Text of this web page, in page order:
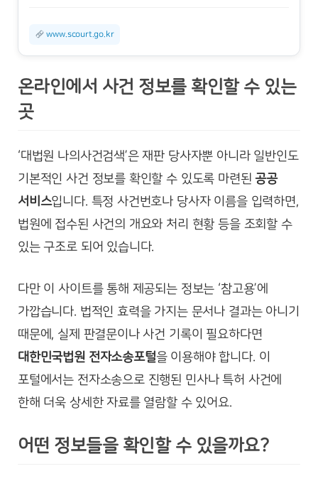
www.scourt.go.kr
온라인에서 사건 정보를 확인할 수 있는
곳
‘대법원 나의사건검색’은 재판 당사자뿐 아니라 일반인도
기본적인 사건 정보를 확인할 수 있도록 마련된공공
서비스입니다. 특정 사건번호나 당사자 이름을 입력하면,
법원에 접수된 사건의 개요와 처리 현황 등을 조회할 수
있는 구조로 되어 있습니다.
다만 이 사이트를 통해 제공되는 정보는 ‘참고용’에
가깝습니다. 법적인 효력을 가지는 문서나 결과는 아니기
때문에, 실제 판결문이나 사건 기록이 필요하다면
대한민국법원 전자소송포털을 이용해야 합니다. 이
포털에서는 전자소송으로 진행된 민사나 특허 사건에
한해 더욱 상세한 자료를 열람할 수 있어요.
어떤 정보들을 확인할 수 있을까요?